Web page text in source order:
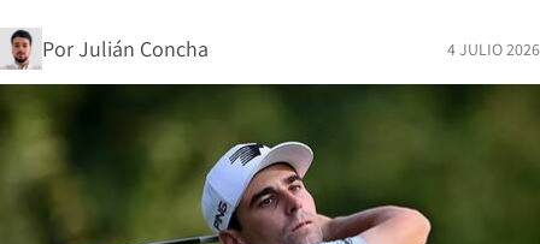
PorJulián Concha 4 JULIO 2026